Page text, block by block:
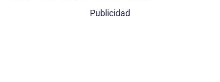
Publicidad